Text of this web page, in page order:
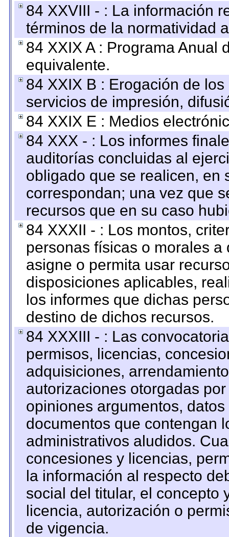
84 XXVIII - : La información
términos de la normatividad
84 XXIX A : Programa Anual
equivalente.
84 XXIX B : Erogación de
servicios de impresión,
84 XXIX E : Medios
84 XXX - : Los informes
auditorías concluidas al
obligado que se realicen, en
correspondan; una vez que
recursos que en su caso
84 XXXII - : Los montos,
personas físicas o morales
asigne o permita usar
disposiciones aplicables,
los informes que dichas
destino de dichos recursos.
84 XXXIII - : Las
permisos, licencias,
adquisiciones,
autorizaciones otorgadas
opiniones argumentos,
documentos que contengan
administrativos aludidos.
concesiones y licencias,
la información al respecto
social del titular, el concepto
licencia, autorización o
de vigencia.